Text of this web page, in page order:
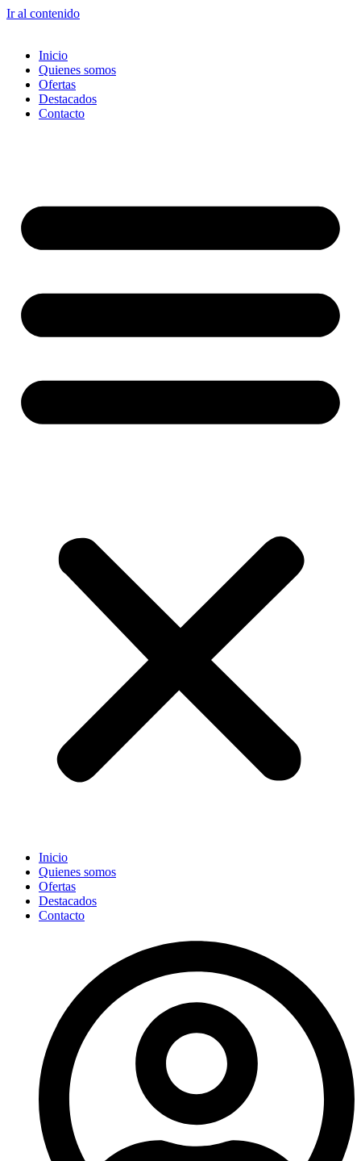
Ir al contenido
Inicio
Quienes somos
Ofertas
Destacados
Contacto
Inicio
Quienes somos
Ofertas
Destacados
Contacto